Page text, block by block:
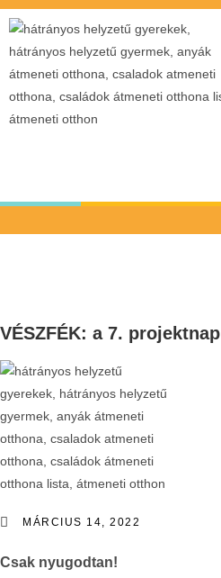
VÉSZFÉK: a 7. projektnap
MÁRCIUS 14, 2022
Csak nyugodtan!